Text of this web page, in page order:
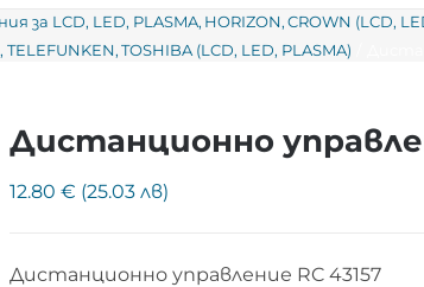
за LCD, LED, PLASMA HORIZON CROWN (LCD,
TELEFUNKEN TOSHIBA (LCD, LED, PLASMA)
Дистанционно
12.80 € (25.03 лв)
Дистанционно управление RC 43157